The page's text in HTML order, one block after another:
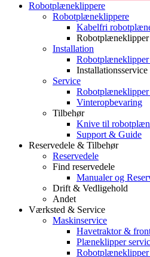
Robotplæneklippere
Robotplæneklippere
Kabelfri
Robotplæneklipper
Installation
Installationsservice
Service
Robotplæneklipper
Vinteropbevaring
Tilbehør
Knive til
Support & Guide
Reservedele & Tilbehør
Reservedele
Find reservedele
Manualer og
Drift & Vedligehold
Andet
Værksted & Service
Maskinservice
Havetraktor &
Plæneklipper
Robotplæneklipper